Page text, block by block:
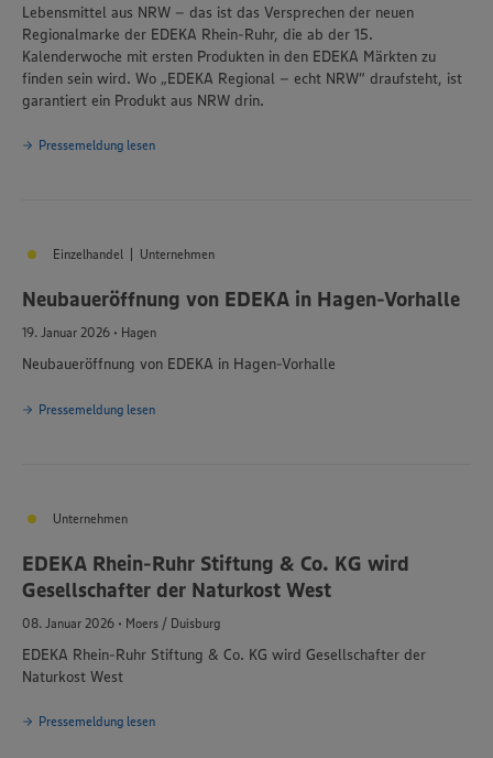
Lebensmittel aus NRW – das ist das Versprechen der neuen
Regionalmarke der EDEKA Rhein-Ruhr, die ab der 15.
Kalenderwoche mit ersten Produkten in den EDEKA Märkten zu
finden sein wird. Wo „EDEKA Regional – echt NRW“ draufsteht, ist
garantiert ein Produkt aus NRW drin.
Pressemeldung lesen
Einzelhandel | Unternehmen
Neubaueröffnung von EDEKA in Hagen-Vorhalle
19. Januar 2026 • Hagen
Neubaueröffnung von EDEKA in Hagen-Vorhalle
Pressemeldung lesen
Unternehmen
EDEKA Rhein-Ruhr Stiftung & Co. KG wird
Gesellschafter der Naturkost West
08. Januar 2026 • Moers / Duisburg
EDEKA Rhein-Ruhr Stiftung & Co. KG wird Gesellschafter der
Naturkost West
Pressemeldung lesen